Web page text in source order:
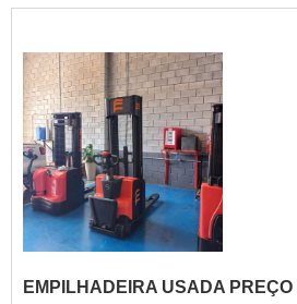
profissionais especializados da
resultados dos clientes.MAIS
EMPILHAD...
EMPILHADEIRA USADA PREÇO